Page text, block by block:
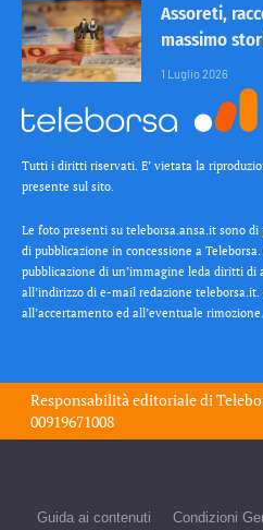
Assoreti,
massimo
1 Luglio 2026
Tutti i diritti riservati. E’ vietata la
presente sul sito.
Le foto presenti su teleborsa.ansa.it sono
di pubblicazione in concessione a
pubblicazione di un’immagine leda diritti di
all’indirizzo di e-mail redazione
all’accertamento ed all’eventuale rimozione.
Responsabilità editoriale di
00919671008
Guida ai contenuti Condizioni